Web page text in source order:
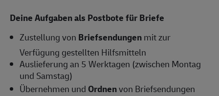
Deine Aufgaben als Postbote für Briefe
Zustellung von Briefsendungenmit zur
Verfügung gestellten Hilfsmitteln
Auslieferung an 5 Werktagen (zwischen Montag
und Samstag)
Übernehmen und Ordnenvon Briefsendungen